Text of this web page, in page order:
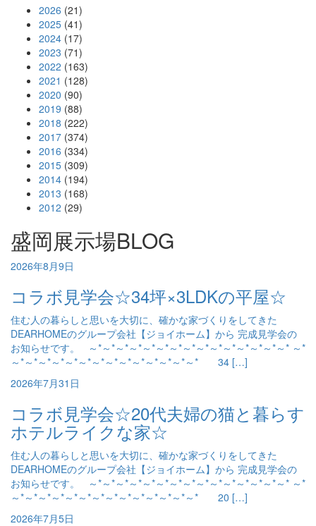
2026 (21)
2025 (41)
2024 (17)
2023 (71)
2022 (163)
2021 (128)
2020 (90)
2019 (88)
2018 (222)
2017 (374)
2016 (334)
2015 (309)
2014 (194)
2013 (168)
2012 (29)
盛岡展示場BLOG
2026年8月9日
コラボ見学会☆34坪×3LDKの平屋☆
住む人の暮らしと思いを大切に、確かな家づくりをしてきた
DEARHOMEのグループ会社【ジョイホーム】から 完成見学会の
お知らせです。 ～*～*～*～*～*～*～*～*～*～*～*～*～*～*～* ～*
～*～*～*～*～*～*～*～*～*～*～*～*～*～* 34 […]
2026年7月31日
コラボ見学会☆20代夫婦の猫と暮らす
ホテルライクな家☆
住む人の暮らしと思いを大切に、確かな家づくりをしてきた
DEARHOMEのグループ会社【ジョイホーム】から 完成見学会の
お知らせです。 ～*～*～*～*～*～*～*～*～*～*～*～*～*～*～* ～*
～*～*～*～*～*～*～*～*～*～*～*～*～*～* 20 […]
2026年7月5日